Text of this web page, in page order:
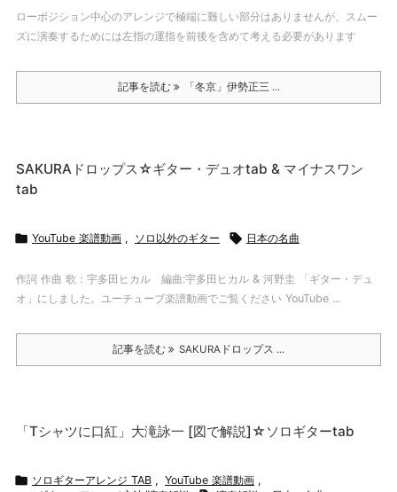
ローポジション中心のアレンジで極端に難しい部分はありませんが、スムー
ズに演奏するためには左指の運指を前後を含めて考える必要があります
記事を読む 「冬京」伊勢正三 ...
SAKURAドロップス☆ギター・デュオtab & マイナスワン
tab
 YouTube 楽譜動画 , ソロ以外のギター  日本の名曲
作詞 作曲 歌：宇多田ヒカル 編曲:宇多田ヒカル & 河野圭 「ギター・デュ
オ」にしました。ユーチューブ楽譜動画でご覧ください YouTube ...
記事を読む SAKURAドロップス ...
「Tシャツに口紅」大滝詠一 [図で解説]☆ソロギターtab
 ソロギターアレンジ TAB , YouTube 楽譜動画 ,